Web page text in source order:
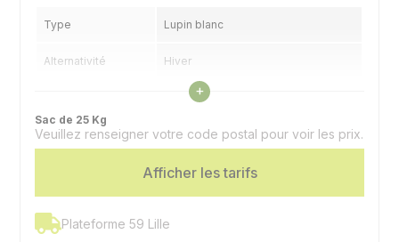
Type Lupin blanc
Alternativité Hiver
Intermédiaire
Utilisation Graines, couvert
Doux - Faible teneur en alcaloïdes
Voir les caractéristiques
+
Sac de 25 Kg
Veuillez renseigner votre code postal pour voir les prix.
Afficher les tarifs
Plateforme 59 Lille